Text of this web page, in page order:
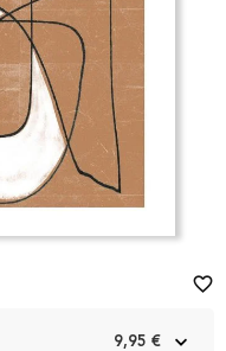
9,95 €
favorite_border